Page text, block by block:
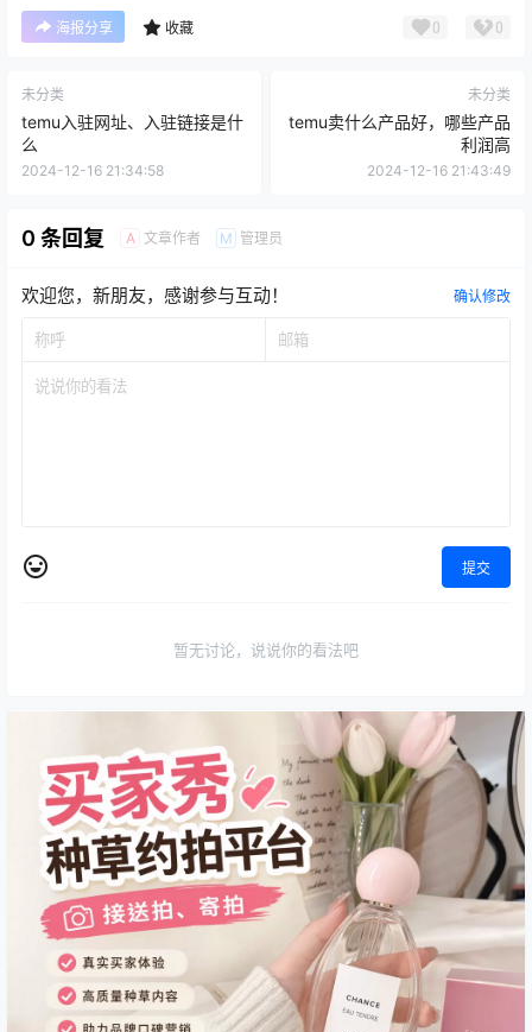
海报分享 收藏 0 0
未分类
temu入驻网址、入驻链接是什
么
2024-12-16 21:34:58
未分类
temu卖什么产品好，哪些产品
利润高
2024-12-16 21:43:49
0 条回复 A 文章作者 M 管理员
欢迎您，新朋友，感谢参与互动！ 确认修改
提交
暂无讨论，说说你的看法吧